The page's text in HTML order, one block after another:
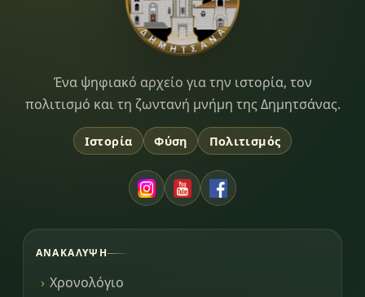
Dimitsana.gr
Ένα ψηφιακό αρχείο για την ιστορία, τον
πολιτισμό και τη ζωντανή μνήμη της Δημητσάνας.
Ιστορία Φύση Πολιτισμός
ΑΝΑΚΆΛΥΨΗ
Χρονολόγιο